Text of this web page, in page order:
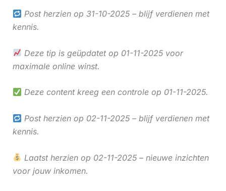
Post herzien op 31-10-2025 – blijf verdienen met
kennis.
Deze tip is geüpdatet op 01-11-2025 voor
maximale online winst.
Deze content kreeg een controle op 01-11-2025.
Post herzien op 02-11-2025 – blijf verdienen met
kennis.
Laatst herzien op 02-11-2025 – nieuwe inzichten
voor jouw inkomen.